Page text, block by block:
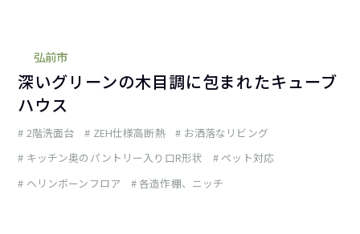
弘前市
深いグリーンの木目調に包まれたキューブ
ハウス
2階洗面台 ZEH仕様高断熱
お洒落なリビング
キッチン奥のパントリー入り口R形状
ペット対応
ヘリンボーンフロア
各造作棚、ニッチ